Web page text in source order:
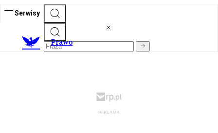
Serwisy
Prawo